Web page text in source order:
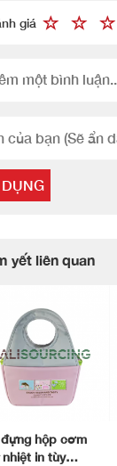
giá
yết liên quan
đựng hộp cơm
in tùy